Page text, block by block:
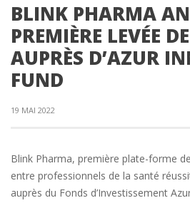
BLINK PHARMA
PREMIÈRE LEVÉE
AUPRÈS D’AZUR
FUND
19 MAI 2022
Blink Pharma, première plate-forme
entre professionnels de la santé
auprès du Fonds d’Investissement